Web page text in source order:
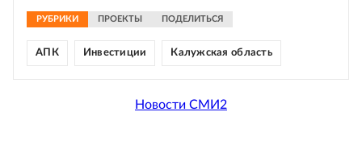
РУБРИКИ ПРОЕКТЫ ПОДЕЛИТЬСЯ
АПК Инвестиции Калужская область
Новости СМИ2